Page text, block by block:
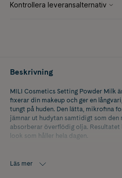
Beskrivning
MILI Cosmetics Setting Powder Milk
fixerar din makeup och ger en
tungt på huden. Den lätta, mikrofina
jämnar ut hudytan samtidigt som den
absorberar överflödig olja.
look som håller hela dagen.
ger en soft-focus effekt för en felfri
Läs mer